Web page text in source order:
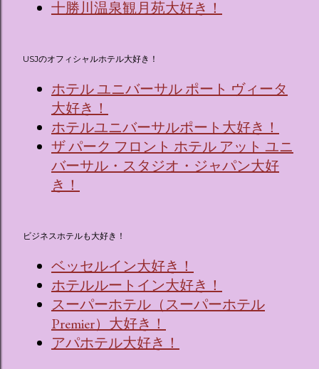
十勝川温泉観月苑大好き！
USJのオフィシャルホテル大好き！
ホテル ユニバーサル ポート ヴィータ
大好き！
ホテルユニバーサルポート大好き！
ザ パーク フロント ホテル アット ユニ
バーサル・スタジオ・ジャパン大好
き！
ビジネスホテルも大好き！
ベッセルイン大好き！
ホテルルートイン大好き！
スーパーホテル（スーパーホテル
Premier）大好き！
アパホテル大好き！